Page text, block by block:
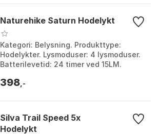
Naturehike Saturn Hodelykt
Kategori: Belysning. Produkttype:
Hodelykter. Lysmoduser: 4 lysmoduser.
Batterilevetid: 24 timer ved 15LM.
Lysstyrker.
398 ,-
Silva Trail Speed 5x
Hodelykt